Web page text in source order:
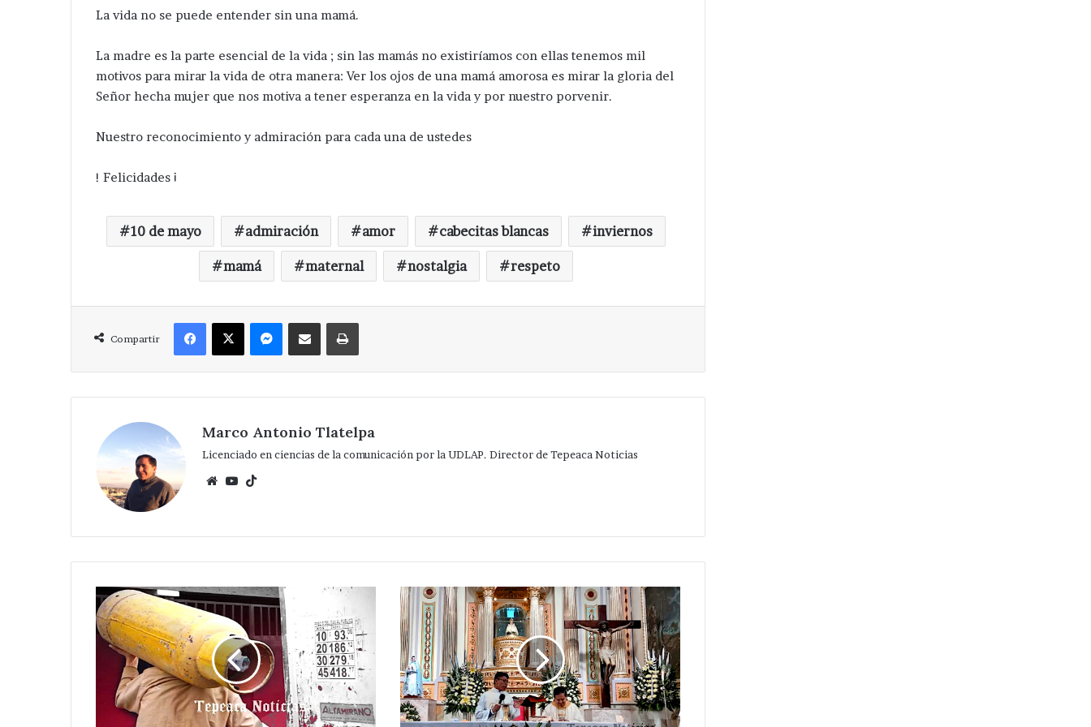
La vida no se puede entender sin una mamá.
La madre es la parte esencial de la vida ; sin las mamás no existiríamos con ellas tenemos mil
motivos para mirar la vida de otra manera: Ver los ojos de una mamá amorosa es mirar la gloria del
Señor hecha mujer que nos motiva a tener esperanza en la vida y por nuestro porvenir.
Nuestro reconocimiento y admiración para cada una de ustedes
! Felicidades ¡
10 de mayo admiración amor cabecitas blancas inviernos
mamá maternal nostalgia respeto
Compartir
Facebook
X MessengerCompartir via CorreoImprimir
Marco Antonio Tlatelpa
Licenciado en ciencias de la comunicación por la UDLAP. Director de Tepeaca Noticias
WebsiteYouTube
Checa
precio
del
gas
Tepeaca
El
amor
de
una
verdadera
madre
es
el